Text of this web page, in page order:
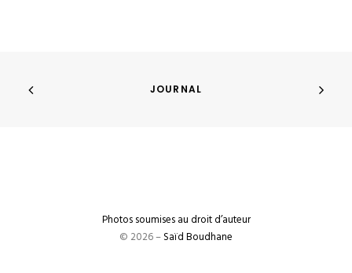
JOURNAL
Photos soumises au droit d’auteur
© 2026 –Saïd Boudhane